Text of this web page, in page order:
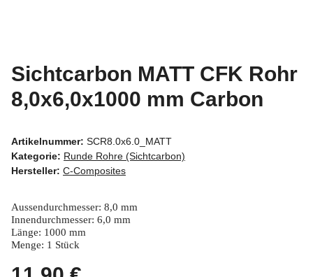
Sichtcarbon MATT CFK Rohr
8,0x6,0x1000 mm Carbon
Artikelnummer: SCR8.0x6.0_MATT
Kategorie: Runde Rohre (Sichtcarbon)
Hersteller: C-Composites
Aussendurchmesser: 8,0 mm
Innendurchmesser: 6,0 mm
Länge: 1000 mm
Menge: 1 Stück